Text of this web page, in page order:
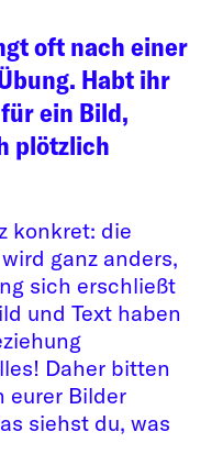
oft nach einer
Habt ihr
ein Bild,
plötzlich
konkret: die
ganz anders,
sich erschließt
und Text haben
Daher bitten
eurer Bilder
siehst du, was